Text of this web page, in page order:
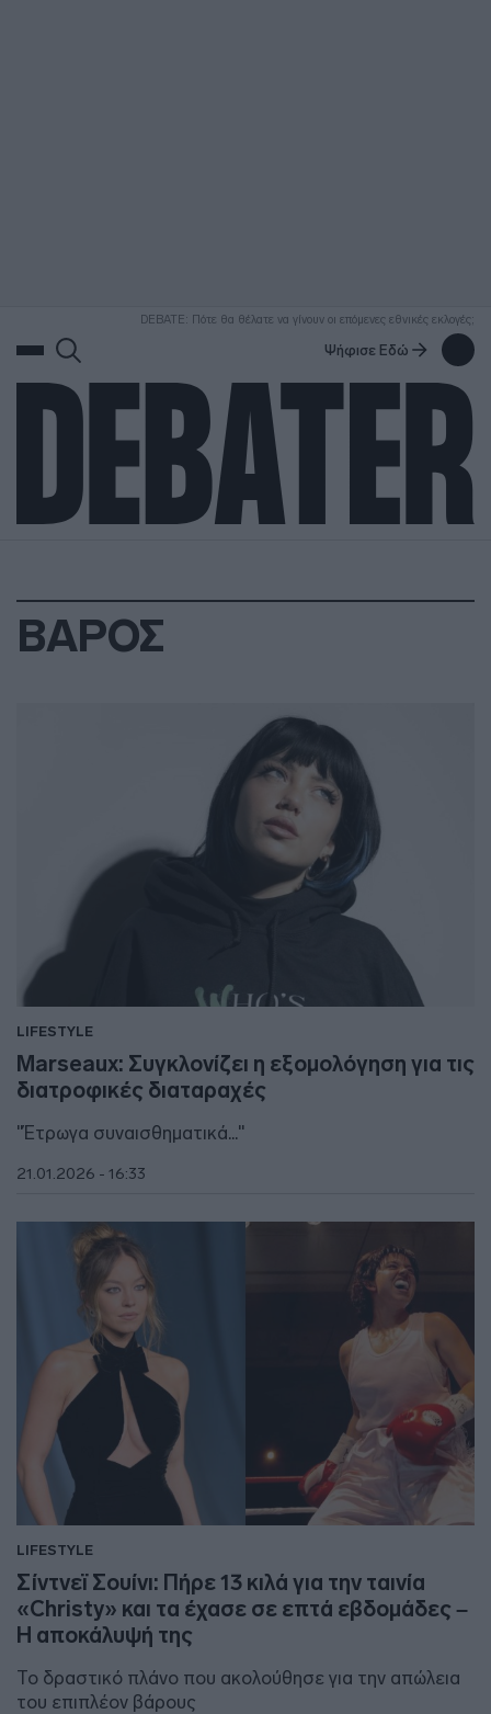
DEBATE: Πότε θα θέλατε να γίνουν οι επόμενες εθνικές εκλογές;
Ψήφισε Εδώ
ΒΑΡΟΣ
LIFESTYLE
Marseaux: Συγκλονίζει η εξομολόγηση για τις
διατροφικές διαταραχές
"Έτρωγα συναισθηματικά..."
21.01.2026 - 16:33
LIFESTYLE
Σίντνεϊ Σουίνι: Πήρε 13 κιλά για την ταινία
«Christy» και τα έχασε σε επτά εβδομάδες –
Η αποκάλυψή της
Το δραστικό πλάνο που ακολούθησε για την απώλεια
του επιπλέον βάρους